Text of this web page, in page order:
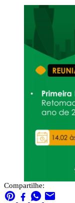
Compartilhe: